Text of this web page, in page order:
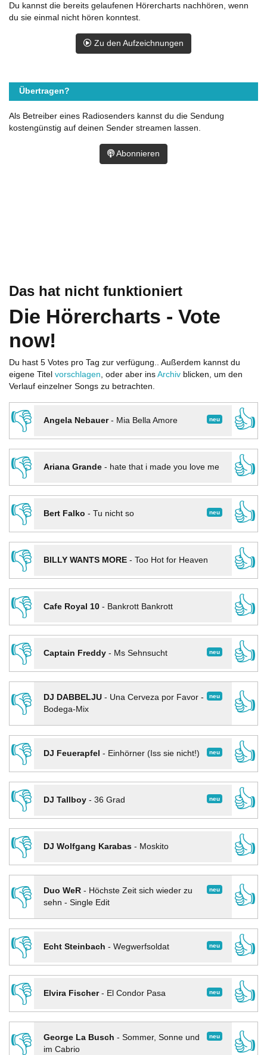
Das hat nicht funktioniert
Die Hörercharts - Vote
now!
Du hast 5 Votes pro Tag zur verfügung.. Außerdem kannst du
eigene Titel vorschlagen, oder aber ins Archiv blicken, um den
Verlauf einzelner Songs zu betrachten.
👎 neu
Angela Nebauer- Mia Bella Amore
👍
👎
Ariana Grande- hate that i made you love me
👍
👎
neu
Bert Falko - Tu nicht so
👍
👎
BILLY WANTS MORE- Too Hot for Heaven
👍
👎
Cafe Royal 10- Bankrott Bankrott
👍
👎
neu
Captain Freddy- Ms Sehnsucht
👍
👎
neu
DJ DABBELJU- Una Cerveza por Favor -
Bodega-Mix
👍
👎
neu
DJ Feuerapfel - Einhörner (Iss sie nicht!)
👍
👎
neu
DJ Tallboy- 36 Grad
👍
👎
DJ Wolfgang Karabas- Moskito
👍
👎
neu
Duo WeR- Höchste Zeit sich wieder zu
sehn - Single Edit
👍
👎
neu
Echt Steinbach - Wegwerfsoldat
👍
👎
neu
Elvira Fischer- El Condor Pasa
👍
👎
neu
George La Busch - Sommer, Sonne und
im Cabrio
👍
Du kannst die bereits gelaufenen Hörercharts nachhören, wenn
du sie einmal nicht hören konntest.
Zu den Aufzeichnungen
Übertragen?
Als Betreiber eines Radiosenders kannst du die Sendung
kostengünstig auf deinen Sender streamen lassen.
Abonnieren